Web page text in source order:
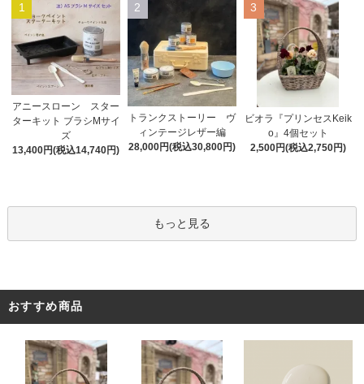
1
アニースローン スター
ターキット ブラシMサイ
ズ
13,400円(税込14,740円)
2
トランクストーリー ヴ
ィンテージレザー編
28,000円(税込30,800円)
3
ビオラ『プリンセスKeik
o』4個セット
2,500円(税込2,750円)
もっと見る
おすすめ商品